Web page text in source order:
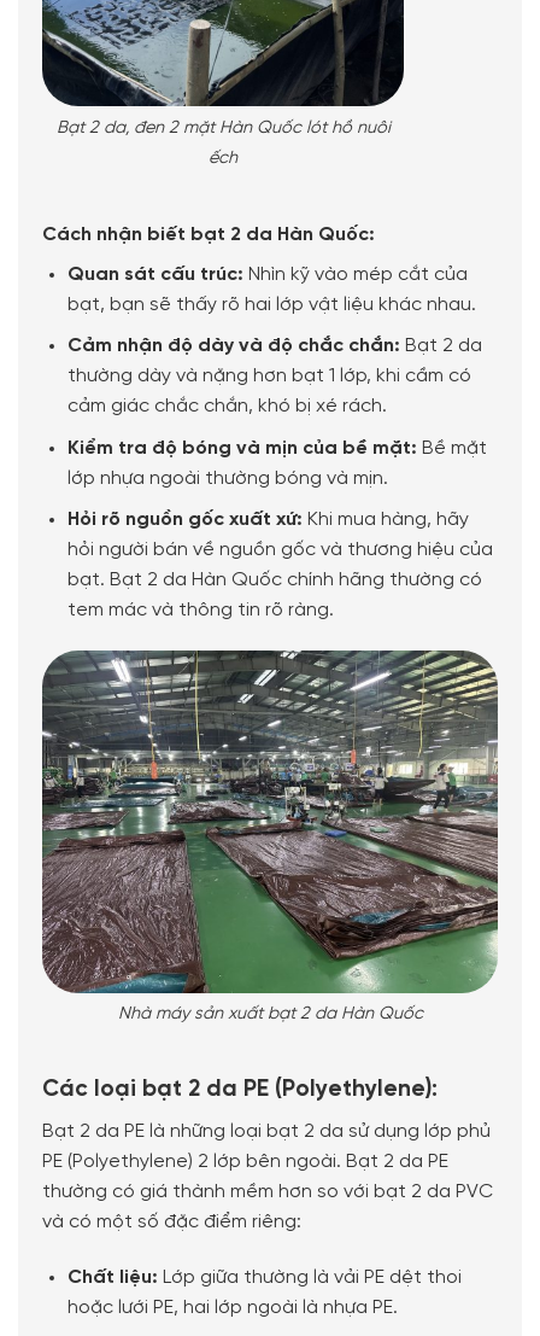
Bạt 2 da, đen 2 mặt Hàn Quốc lót hồ nuôi
ếch
Cách nhận biết bạt 2 da Hàn Quốc:
Quan sát cấu trúc: Nhìn kỹ vào mép cắt của
bạt, bạn sẽ thấy rõ hai lớp vật liệu khác nhau.
Cảm nhận độ dày và độ chắc chắn: Bạt 2 da
thường dày và nặng hơn bạt 1 lớp, khi cầm có
cảm giác chắc chắn, khó bị xé rách.
Kiểm tra độ bóng và mịn của bề mặt: Bề mặt
lớp nhựa ngoài thường bóng và mịn.
Hỏi rõ nguồn gốc xuất xứ: Khi mua hàng, hãy
hỏi người bán về nguồn gốc và thương hiệu của
bạt. Bạt 2 da Hàn Quốc chính hãng thường có
tem mác và thông tin rõ ràng.
Nhà máy sản xuất bạt 2 da Hàn Quốc
Các loại bạt 2 da PE (Polyethylene):
Bạt 2 da PE là những loại bạt 2 da sử dụng lớp phủ
PE (Polyethylene) 2 lớp bên ngoài. Bạt 2 da PE
thường có giá thành mềm hơn so với bạt 2 da PVC
và có một số đặc điểm riêng:
Chất liệu: Lớp giữa thường là vải PE dệt thoi
hoặc lưới PE, hai lớp ngoài là nhựa PE.